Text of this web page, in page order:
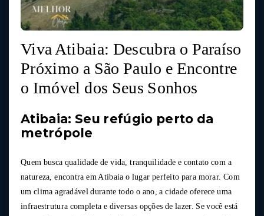
Viva Atibaia: Descubra o Paraíso
Próximo a São Paulo e Encontre
o Imóvel dos Seus Sonhos
Atibaia: Seu refúgio perto da
metrópole
Quem busca qualidade de vida, tranquilidade e contato com a
natureza, encontra em Atibaia o lugar perfeito para morar. Com
um clima agradável durante todo o ano, a cidade oferece uma
infraestrutura completa e diversas opções de lazer. Se você está